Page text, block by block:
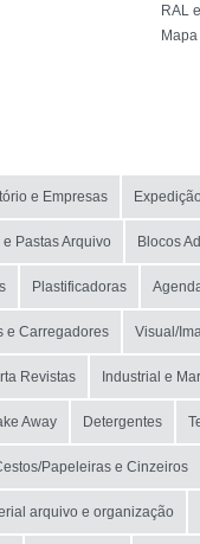
RAL
e Empresas
e Pastas Arquivo Blocos
Plastificadoras
e Carregadores Visual/
Revistas Industrial e
Away Detergentes
Papeleiras e Cinzeiros
arquivo e organização